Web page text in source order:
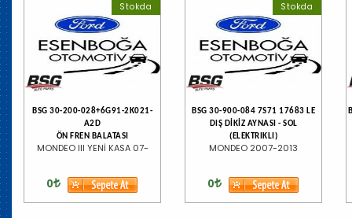
Stokda
BSG 30-200-028+6G91-2K021-
A2D
ÖN FREN BALATASI
MONDEO III YENİ KASA 07-
0
Stokda
BSG 30-900-084 7S71 17683 LE
DIŞ DİKİZ AYNASI - SOL
(ELEKTRIKLI)
MONDEO 2007-2013
0